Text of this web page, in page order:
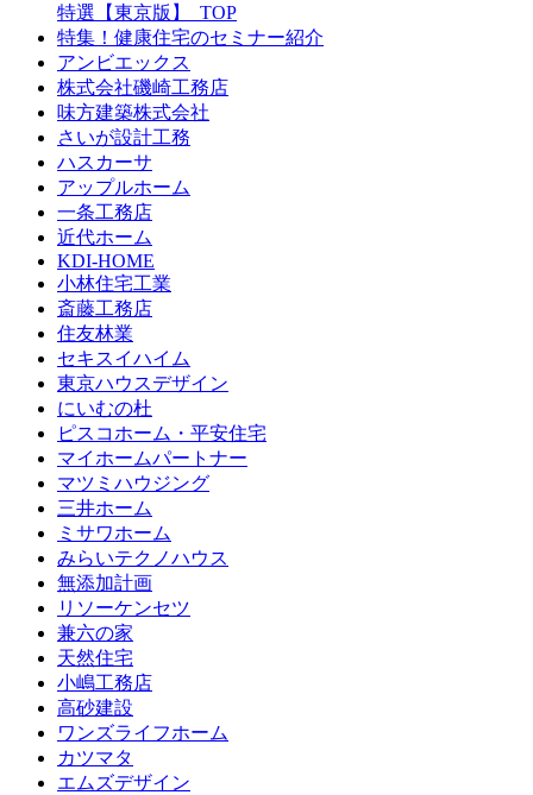
特選【東京版】_TOP
特集！健康住宅のセミナー紹介
アンビエックス
株式会社磯崎工務店
味方建築株式会社
さいが設計工務
ハスカーサ
アップルホーム
一条工務店
近代ホーム
KDI-HOME
小林住宅工業
斎藤工務店
住友林業
セキスイハイム
東京ハウスデザイン
にいむの杜
ピスコホーム・平安住宅
マイホームパートナー
マツミハウジング
三井ホーム
ミサワホーム
みらいテクノハウス
無添加計画
リソーケンセツ
兼六の家
天然住宅
小嶋工務店
高砂建設
ワンズライフホーム
カツマタ
エムズデザイン